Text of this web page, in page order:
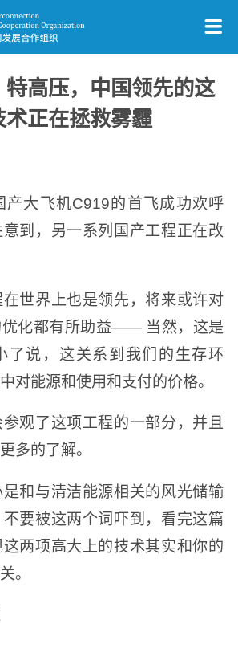
特高压，中国领先的这
术正在拯救雾霾
产大飞机C919的首飞成功欢呼
到，另一系列国产工程正在改
世界上也是领先，将来或许对
优化都有所助益—— 当然，这是
了说，这关系到我们的生存环
对能源和使用和支付的价格。
观了这项工程的一部分，并且
多的了解。
和与清洁能源相关的风光储输
要被这两个词吓到，看完这篇
两项高大上的技术其实和你的
。